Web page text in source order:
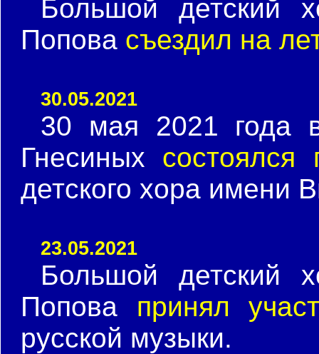
Большой детский
Попова съездил на
30.05.2021
30 мая 2021 года
Гнесиных состоялся
детского хора имени
23.05.2021
Большой детский
Попова принял
русской музыки.